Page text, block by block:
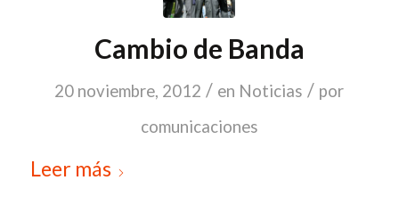
Cambio de Banda
20 noviembre, 2012 / en Noticias / por
comunicaciones
Leer más